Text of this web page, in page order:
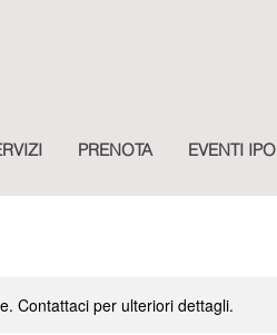
PRENOTA EVENTI IPO
Contattaci per ulteriori dettagli.